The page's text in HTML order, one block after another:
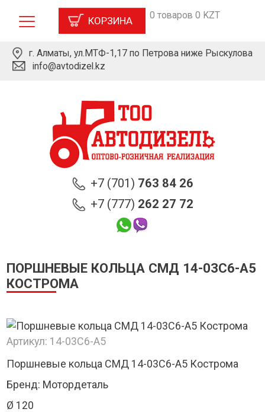
КОРЗИНА 0 товаров 0 KZT
г. Алматы, ул.МТФ-1,17 по Петрова ниже Рыскулова
info@avtodizel.kz
+7 (701) 763 84 26
+7 (777) 262 27 72
ПОРШНЕВЫЕ КОЛЬЦА СМД 14-03С6-А5
КОСТРОМА
Артикул: 14-03С6-А5
Поршневые кольца СМД 14-03С6-А5 Кострома
Бренд: Мотордеталь
Ø 120